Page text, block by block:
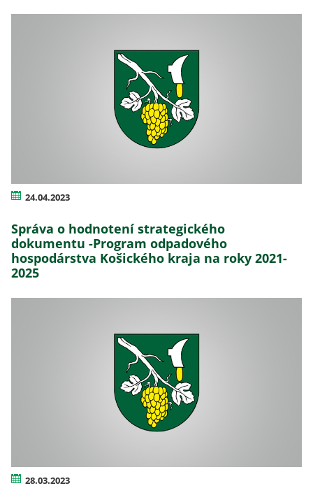
24.04.2023
Správa o hodnotení strategického
dokumentu -Program odpadového
hospodárstva Košického kraja na roky 2021-
2025
28.03.2023